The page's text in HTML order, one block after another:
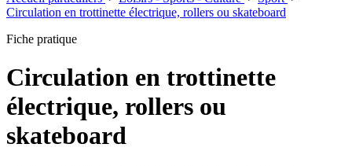
Circulation en trottinette électrique, rollers ou skateboard
Fiche pratique
Circulation en trottinette
électrique, rollers ou
skateboard